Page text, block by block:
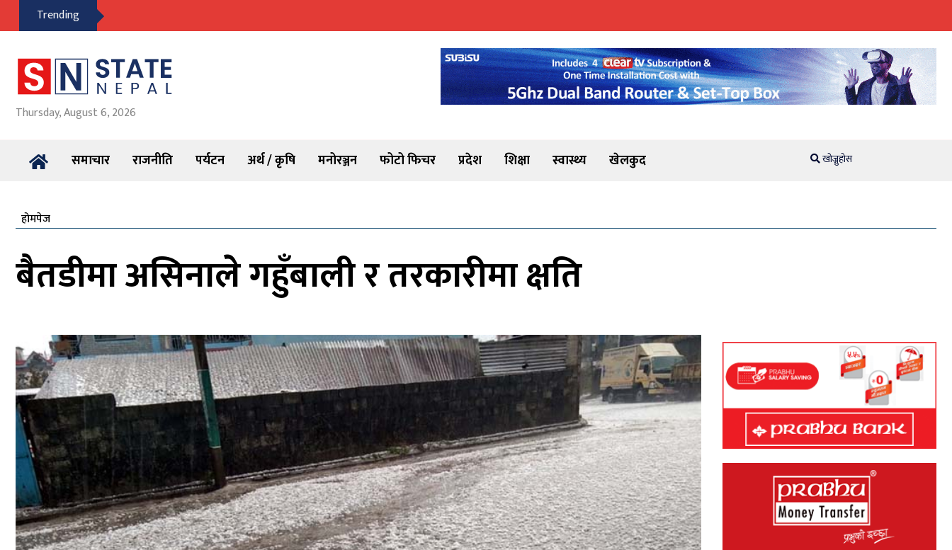
Trending
Thursday, August 6, 2026
समाचार राजनीति पर्यटन अर्थ / कृषि मनोरञ्जन फोटो फिचर प्रदेश शिक्षा स्वास्थ्य खेलकुद खोज्नुहोस
होमपेज
बैतडीमा असिनाले गहुँबाली र तरकारीमा क्षति